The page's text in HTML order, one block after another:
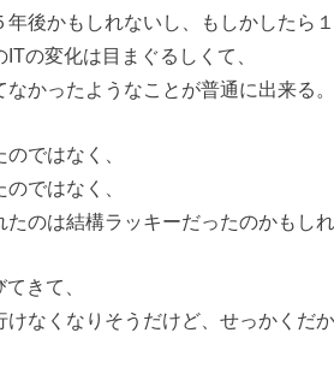
後かもしれないし、もしかしたら
の変化は目まぐるしくて、
かったようなことが普通に出来る。
ではなく、
ではなく、
のは結構ラッキーだったのかもしれ
きて、
けなくなりそうだけど、せっかくだ